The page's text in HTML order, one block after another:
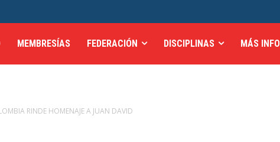
MEMBRESÍAS FEDERACIÓN DISCIPLINAS MÁS
RINDE HOMENAJE A JUAN DAVID